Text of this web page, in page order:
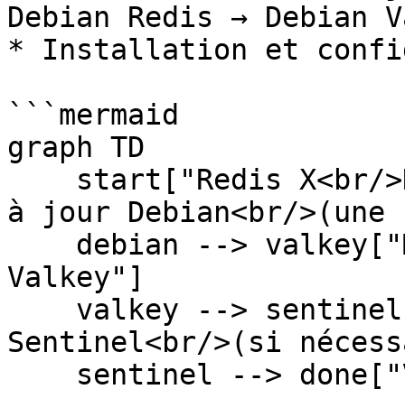
Debian Redis → Debian
* Installation et
```mermaid
graph TD
à jour Debian<br/
Valkey"]
Sentinel<br/>(si